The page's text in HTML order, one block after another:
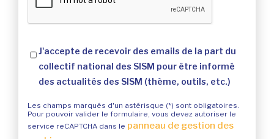
Si vous aussi vous souhaitez diminuer
drastiquement les besoins énergétiques
parcourir dans son Mode Eco. Celui-ci sollicitera
très peu nos serveurs et vous deviendrez ainsi un
acteur majeur de l’écoconception.
Merci pour votre contribution !
J'accepte de recevoir des emails de la part du
collectif national des SISM pour être informé
des actualités des SISM (thème, outils, etc.)
Les champs marqués d'un astérisque (*) sont obligatoires.
Pour pouvoir valider le formulaire, vous devez autoriser le
service reCAPTCHA dans le panneau de gestion des